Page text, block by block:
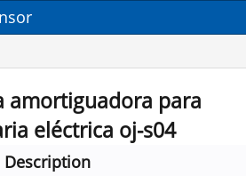
amortiguadora para
eléctrica oj-s04
Description